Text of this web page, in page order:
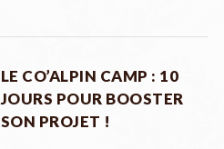
LE CO’ALPIN CAMP : 10
JOURS POUR BOOSTER
SON PROJET !